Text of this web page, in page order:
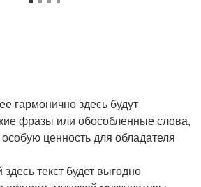
гармонично здесь будут
фразы или обособленные слова,
ценность для обладателя
текст будет выгодно